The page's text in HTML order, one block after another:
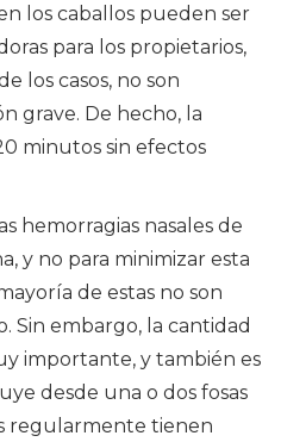
los caballos pueden ser
para los propietarios,
los casos, no son
grave. De hecho, la
minutos sin efectos
hemorragias nasales de
y no para minimizar esta
de estas no son
Sin embargo, la cantidad
importante, y también es
desde una o dos fosas
regularmente tienen